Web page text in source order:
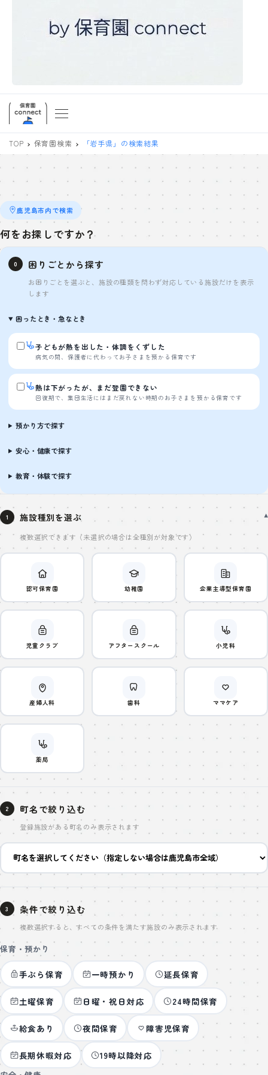
TOP 保育園検索 「岩手県」の検索結果
鹿児島市内で検索
何をお探しですか？
0 困りごとから探す
お困りごとを選ぶと、施設の種類を問わず対応している施設だけを表示
します
困ったとき・急なとき
子どもが熱を出した・体調をくずした
病気の間、保護者に代わってお子さまを預かる保育です
熱は下がったが、まだ登園できない
回復期で、集団生活にはまだ戻れない時期のお子さまを預かる保育です
預かり方で探す
安心・健康で探す
教育・体験で探す
1 施設種別を選ぶ
複数選択できます（未選択の場合は全種別が対象です）
認可保育園 幼稚園 企業主導型保育園
児童クラブ アフタースクール 小児科
産婦人科 歯科 ママケア
薬局
2 町名で絞り込む
登録施設がある町名のみ表示されます
3 条件で絞り込む
複数選択すると、すべての条件を満たす施設のみ表示されます
保育・預かり
手ぶら保育 一時預かり 延長保育
土曜保育 日曜・祝日対応 24時間保育
給食あり 夜間保育 障害児保育
長期休暇対応 19時以降対応